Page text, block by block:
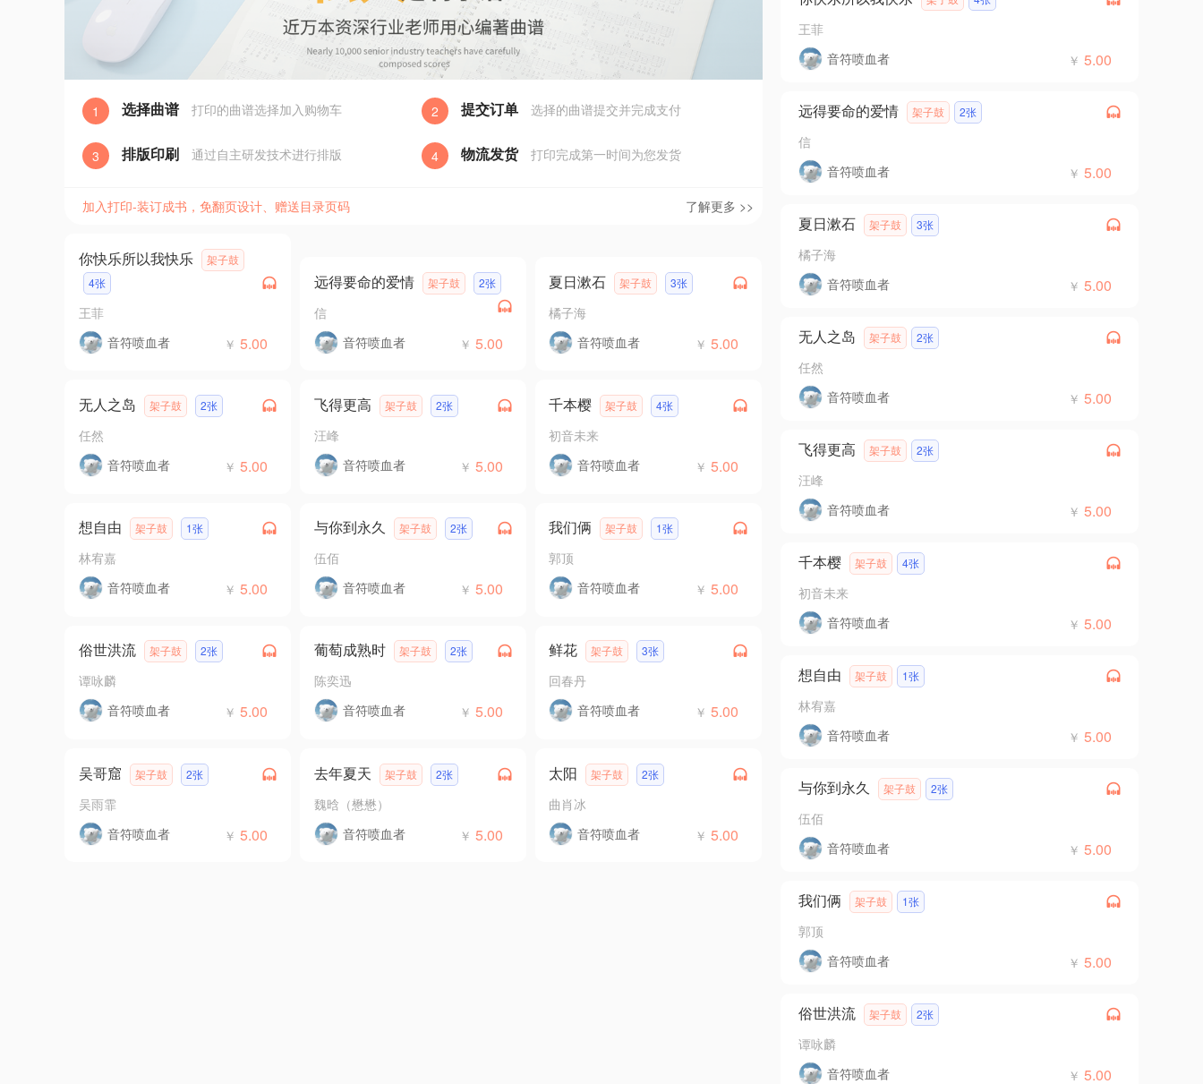
1 选择曲谱 打印的曲谱选择加入购物车 2 提交订单 选择的曲谱提交并完成支付
3 排版印刷 通过自主研发技术进行排版 4 物流发货 打印完成第一时间为您发货
加入打印-装订成书，免翻页设计、赠送目录页码 了解更多 >>
你快乐所以我快乐
架子鼓
4张
王菲
音符喷血者
￥5.00
远得要命的爱情 架子鼓 2张
信
音符喷血者
￥5.00
夏日漱石 架子鼓 3张
橘子海
音符喷血者
￥ 5.00
无人之岛 架子鼓 2张
任然
音符喷血者
￥5.00
飞得更高 架子鼓 2张
汪峰
音符喷血者
￥5.00
千本樱 架子鼓 4张
初音未来
音符喷血者
￥ 5.00
想自由 架子鼓 1张
林宥嘉
音符喷血者
￥5.00
与你到永久 架子鼓 2张
伍佰
音符喷血者
￥5.00
我们俩 架子鼓 1张
郭顶
音符喷血者
￥ 5.00
俗世洪流 架子鼓 2张
谭咏麟
音符喷血者
￥5.00
葡萄成熟时 架子鼓 2张
陈奕迅
音符喷血者
￥5.00
鲜花 架子鼓 3张
回春丹
音符喷血者
￥ 5.00
吴哥窟 架子鼓 2张
吴雨霏
音符喷血者
￥5.00
去年夏天 架子鼓 2张
魏晗（懋懋）
音符喷血者
￥5.00
太阳 架子鼓 2张
曲肖冰
音符喷血者
￥ 5.00
王菲
音符喷血者
￥ 5.00
远得要命的爱情 架子鼓 2张
信
音符喷血者
￥ 5.00
夏日漱石 架子鼓 3张
橘子海
音符喷血者
￥ 5.00
无人之岛 架子鼓 2张
任然
音符喷血者
￥ 5.00
飞得更高 架子鼓 2张
汪峰
音符喷血者
￥ 5.00
千本樱 架子鼓 4张
初音未来
音符喷血者
￥ 5.00
想自由 架子鼓 1张
林宥嘉
音符喷血者
￥ 5.00
与你到永久 架子鼓 2张
伍佰
音符喷血者
￥ 5.00
我们俩 架子鼓 1张
郭顶
音符喷血者
￥ 5.00
俗世洪流 架子鼓 2张
谭咏麟
音符喷血者
￥ 5.00